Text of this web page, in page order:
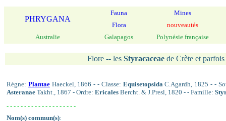
PHRYGANA
Fauna
Mines
Flora
nouveautés
Australie
Galapagos Polynésie française
Flore -- les Styracaceaede Crète et parfois
Règne: PlantaeHaeckel, 1866 - - Classe: EquisetopsidaC.Agardh, 1825 - -
Asteranae Takht., 1867 - Ordre: Ericales Bercht. & J.Presl, 1820 - - Famille:
- - - - - - - - - - - - - - - - - - - -
Nom(s) commun(s):